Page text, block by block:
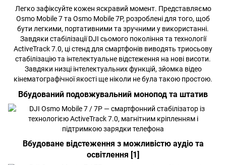
Легко зафіксуйте кожен яскравий момент. Представляємо
Osmo Mobile 7 та Osmo Mobile 7P, розроблені для того, щоб
бути легкими, портативними та зручними у використанні.
Завдяки стабілізації DJI сьомого покоління та технології
ActiveTrack 7.0, ці стенд для смартфонів виводять триосьову
стабілізацію та інтелектуальне відстеження на нові висоти.
Завдяки низці інтелектуальних функцій, зйомка відео
кінематографічної якості ще ніколи не була такою простою.
Вбудований подовжувальний монопод та штатив
Вбудоване відстеження з можливістю аудіо та
освітлення [1]